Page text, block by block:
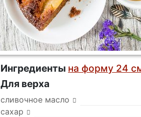
Ингредиенты на форму 24
Для верха
сливочное масло
сахар